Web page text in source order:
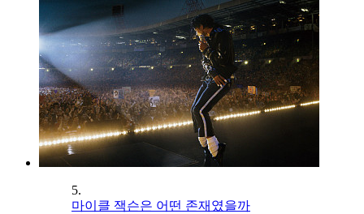
5.
마이클 잭슨은 어떤 존재였을까